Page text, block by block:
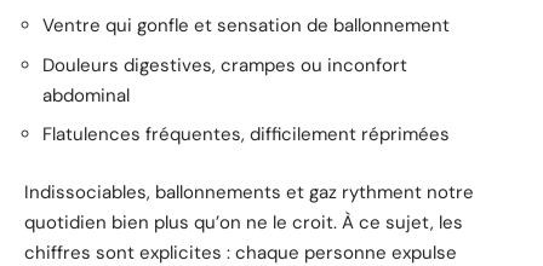
Ventre qui gonfle et sensation de ballonnement
Douleurs digestives, crampes ou inconfort
abdominal
Flatulences fréquentes, difficilement réprimées
Indissociables, ballonnements et gaz rythment notre
quotidien bien plus qu’on ne le croit. À ce sujet, les
chiffres sont explicites : chaque personne expulse